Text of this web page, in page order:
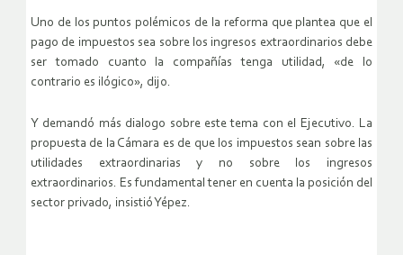
Uno de los puntos polémicos de la reforma que plantea que el
pago de impuestos sea sobre los ingresos extraordinarios debe
ser tomado cuanto la compañías tenga utilidad, «de lo
contrario es ilógico», dijo.
Y demandó más dialogo sobre este tema con el Ejecutivo. La
propuesta de la Cámara es de que los impuestos sean sobre las
utilidades extraordinarias y no sobre los ingresos
extraordinarios. Es fundamental tener en cuenta la posición del
sector privado, insistió Yépez.